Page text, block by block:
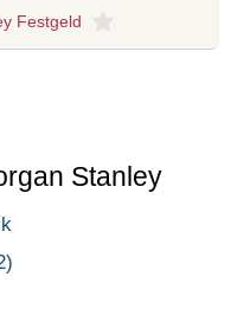
Festgeld
Stanley